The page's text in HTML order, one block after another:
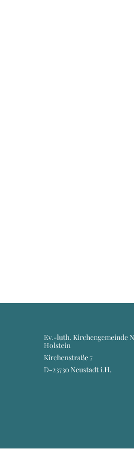
Ev.-luth. Kirchengemeinde
Holstein
Kirchenstraße 7
D-23730 Neustadt i.H.